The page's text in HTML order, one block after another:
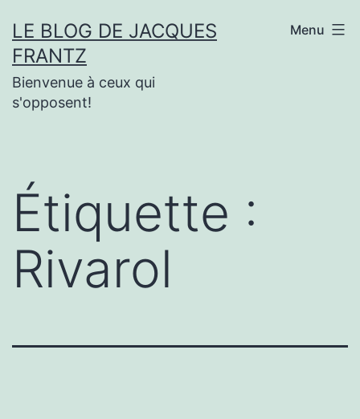
au
contenu
LE BLOG DE JACQUES
FRANTZ
Bienvenue à ceux qui
s'opposent!
Menu
Étiquette :
Rivarol